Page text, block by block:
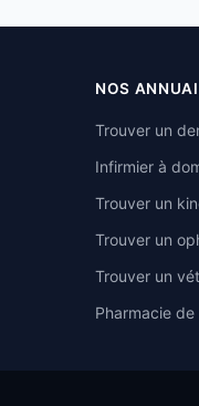
NOS
Trouver un
Infirmier à
Trouver un
Trouver un
Trouver un
Pharmacie